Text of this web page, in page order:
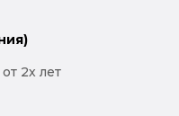
2х лет